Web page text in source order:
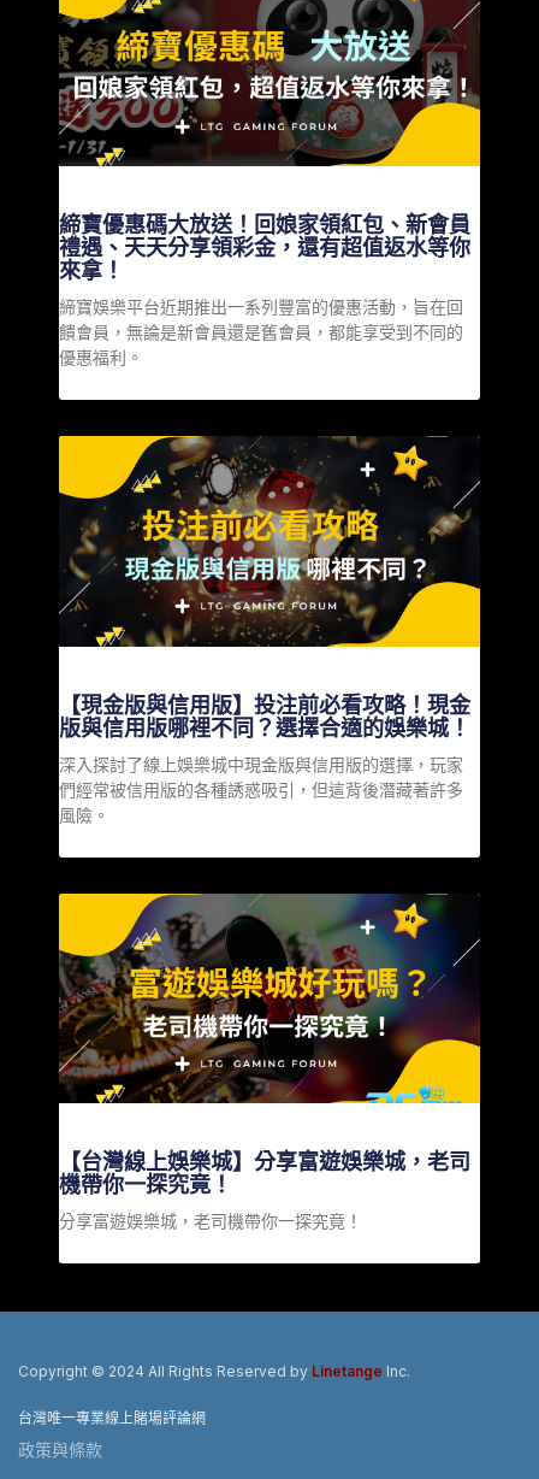
締寶優惠碼大放送！回娘家領紅包、新會員
禮遇、天天分享領彩金，還有超值返水等你
來拿！
締寶娛樂平台近期推出一系列豐富的優惠活動，旨在回
饋會員，無論是新會員還是舊會員，都能享受到不同的
優惠福利。
【現金版與信用版】投注前必看攻略！現金
版與信用版哪裡不同？選擇合適的娛樂城！
深入探討了線上娛樂城中現金版與信用版的選擇，玩家
們經常被信用版的各種誘惑吸引，但這背後潛藏著許多
風險。
【台灣線上娛樂城】分享富遊娛樂城，老司
機帶你一探究竟！
分享富遊娛樂城，老司機帶你一探究竟！
Copyright © 2024 All Rights Reserved by Linetange Inc.
台灣唯一專業線上賭場評論網
政策與條款